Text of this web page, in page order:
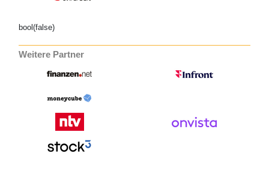
bool(false)
Weitere Partner